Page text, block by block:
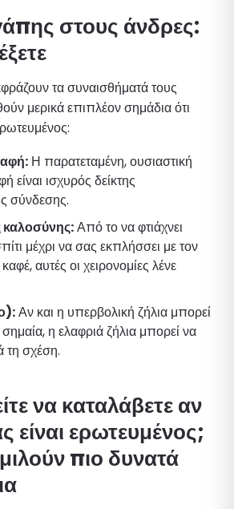
στους άνδρες:
τα συναισθήματά τους
μερικά επιπλέον σημάδια ότι
Η παρατεταμένη, ουσιαστική
είναι ισχυρός δείκτης
σύνδεσης.
καλοσύνης:Από το να φτιάχνει
μέχρι να σας εκπλήσσει με τον
αυτές οι χειρονομίες λένε
Αν και η υπερβολική ζήλια μπορεί
σημαία, η ελαφριά ζήλια μπορεί να
τη σχέση.
να καταλάβετε αν
είναι ερωτευμένος;
πιο δυνατά